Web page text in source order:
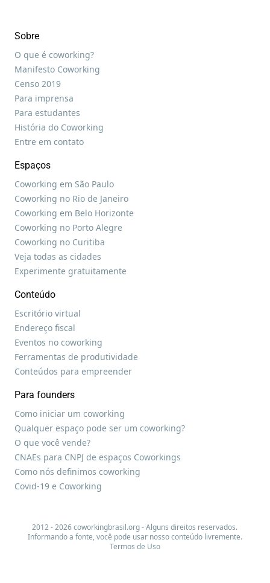
Sobre
O que é coworking?
Manifesto Coworking
Censo 2019
Para imprensa
Para estudantes
História do Coworking
Entre em contato
Espaços
Coworking em São Paulo
Coworking no Rio de Janeiro
Coworking em Belo Horizonte
Coworking no Porto Alegre
Coworking no Curitiba
Veja todas as cidades
Experimente gratuitamente
Conteúdo
Escritório virtual
Endereço fiscal
Eventos no coworking
Ferramentas de produtividade
Conteúdos para empreender
Para founders
Como iniciar um coworking
Qualquer espaço pode ser um coworking?
O que você vende?
CNAEs para CNPJ de espaços Coworkings
Como nós definimos coworking
Covid-19 e Coworking
2012 - 2026 coworkingbrasil.org - Alguns direitos reservados.
Informando a fonte, você pode usar nosso conteúdo livremente.
Termos de Uso